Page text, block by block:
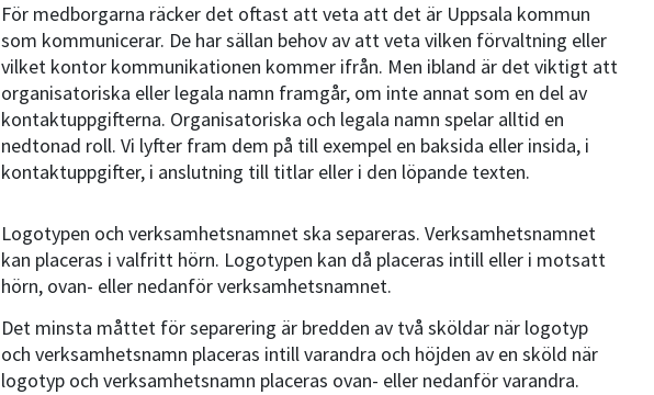
För medborgarna räcker det oftast att veta att det är Uppsala kommun
som kommunicerar. De har sällan behov av att veta vilken förvaltning eller
vilket kontor kommunikationen kommer ifrån. Men ibland är det viktigt att
organisatoriska eller legala namn framgår, om inte annat som en del av
kontaktuppgifterna. Organisatoriska och legala namn spelar alltid en
nedtonad roll. Vi lyfter fram dem på till exempel en baksida eller insida, i
kontaktuppgifter, i anslutning till titlar eller i den löpande texten.
Logotypen och verksamhetsnamnet ska separeras. Verksamhetsnamnet
kan placeras i valfritt hörn. Logotypen kan då placeras intill eller i motsatt
hörn, ovan- eller nedanför verksamhetsnamnet.
Det minsta måttet för separering är bredden av två sköldar när logotyp
och verksamhetsnamn placeras intill varandra och höjden av en sköld när
logotyp och verksamhetsnamn placeras ovan- eller nedanför varandra.